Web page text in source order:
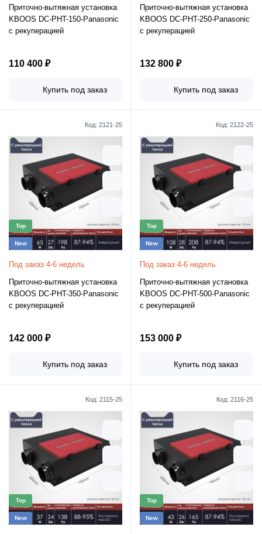
Приточно-вытяжная установка
KBOOS DC-PHT-150-Panasonic
с рекуперацией
110 400 ₽
Купить под заказ
Приточно-вытяжная установка
KBOOS DC-PHT-250-Panasonic
с рекуперацией
132 800 ₽
Купить под заказ
Код: 2121-25
Top
New
Под заказ 4-6 недель
Приточно-вытяжная установка
KBOOS DC-PHT-350-Panasonic
с рекуперацией
142 000 ₽
Купить под заказ
Код: 2122-25
Top
New
Под заказ 4-6 недель
Приточно-вытяжная установка
KBOOS DC-PHT-500-Panasonic
с рекуперацией
153 000 ₽
Купить под заказ
Код: 2115-25
Top
New
Код: 2116-25
Top
New